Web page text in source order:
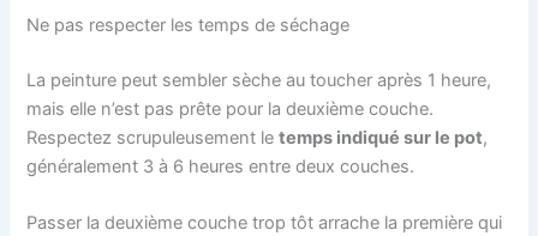
Ne pas respecter les temps de séchage
La peinture peut sembler sèche au toucher après 1 heure,
mais elle n’est pas prête pour la deuxième couche.
Respectez scrupuleusement letemps indiqué sur le pot,
généralement 3 à 6 heures entre deux couches.
Passer la deuxième couche trop tôt arrache la première qui